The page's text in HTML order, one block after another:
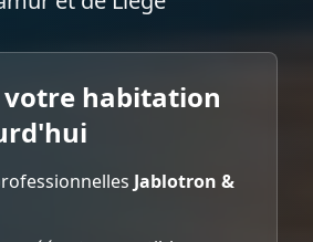
votre habitation
Jablotron &